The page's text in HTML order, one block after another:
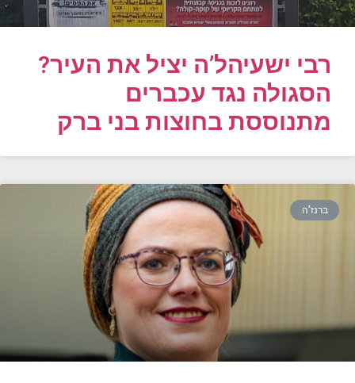
רבי ישעיהל’ה יציל את העיר?
הסגולה נגד עכברים
מתנוססת בחוצות בני ברק
ברנז'ה